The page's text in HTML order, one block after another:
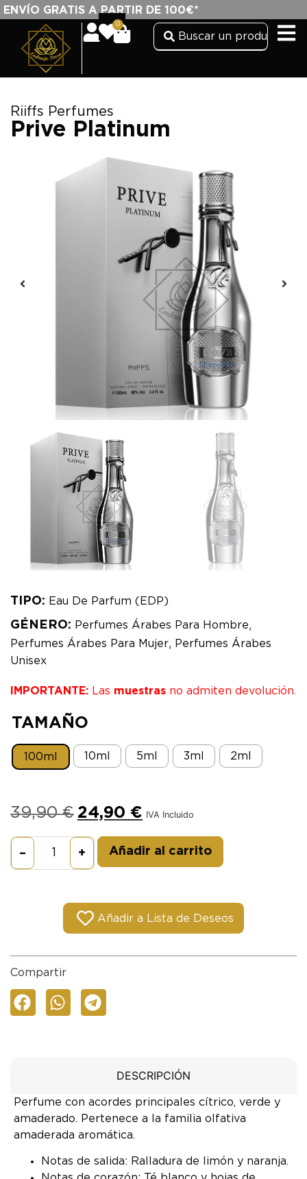
ENVÍO GRATIS A PARTIR DE 100€*
0
Riiffs Perfumes
Prive Platinum
TIPO: Eau De Parfum (EDP)
GÉNERO: Perfumes Árabes Para Hombre,
Perfumes Árabes Para Mujer, Perfumes Árabes
Unisex
IMPORTANTE: Las muestras no admiten devolución.
TAMAÑO
100ml 10ml 5ml 3ml 2ml
39,90€ 24,90 € IVA Incluido
– + Añadir al carrito
Añadir a Lista de Deseos
Compartir
DESCRIPCIÓN
Perfume con acordes principales cítrico, verde y
amaderado. Pertenece a la familia olfativa
amaderada aromática.
Notas de salida: Ralladura de limón y naranja.